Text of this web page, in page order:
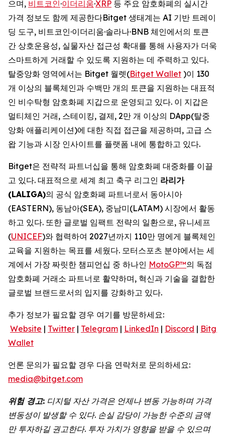
으며, 비트코인·이더리움·XRP 등 주요 암호화폐의 실시간
가격 정보도 함께 제공한다Bitget 생태계는 AI 기반 트레이
딩 도구, 비트코인·이더리움·솔라나·BNB 체인에서의 토큰
간 상호운용성, 실물자산 접근성 확대를 통해 사용자가 더욱
스마트하게 거래할 수 있도록 지원하는 데 주력하고 있다.
탈중앙화 영역에서는 Bitget 월렛(Bitget Wallet )이 130
개 이상의 블록체인과 수백만 개의 토큰을 지원하는 대표적
인 비수탁형 암호화폐 지갑으로 운영되고 있다. 이 지갑은
멀티체인 거래, 스테이킹, 결제, 2만 개 이상의 DApp(탈중
앙화 애플리케이션)에 대한 직접 접근을 제공하며, 고급 스
왑 기능과 시장 인사이트를 플랫폼 내에 통합하고 있다.
Bitget은 전략적 파트너십을 통해 암호화폐 대중화를 이끌
고 있다. 대표적으로 세계 최고 축구 리그인 라리가
(LALIGA)의 공식 암호화폐 파트너로서 동아시아
(EASTERN), 동남아(SEA), 중남미(LATAM) 시장에서 활동
하고 있다. 또한 글로벌 임팩트 전략의 일환으로, 유니세프
(UNICEF)와 협력하여 2027년까지 110만 명에게 블록체인
교육을 지원하는 목표를 세웠다. 모터스포츠 분야에서는 세
계에서 가장 짜릿한 챔피언십 중 하나인 MotoGP™의 독점
암호화폐 거래소 파트너로 활약하며, 혁신과 기술을 결합한
글로벌 브랜드로서의 입지를 강화하고 있다.
추가 정보가 필요할 경우 여기를 방문하세요:
Website | Twitter | Telegram | LinkedIn | Discord | Bitget
Wallet
언론 문의가 필요할 경우 다음 연락처로 문의하세요:
media@bitget.com
위험 경고: 디지털 자산 가격은 언제나 변동 가능하며 가격
변동성이 발생할 수 있다. 손실 감당이 가능한 수준의 금액
만 투자하길 권고한다. 투자 가치가 영향을 받을 수 있으며